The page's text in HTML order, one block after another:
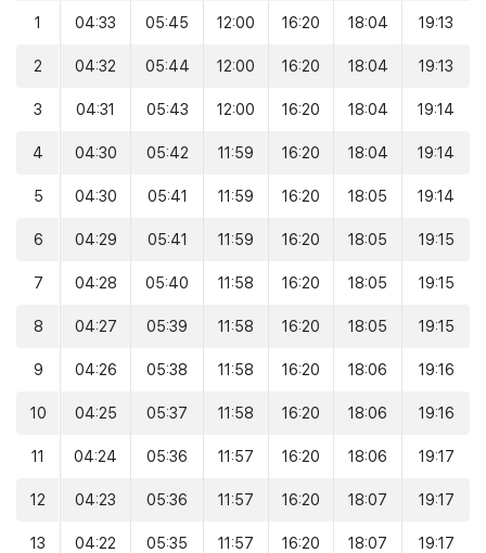
1 04:33 05:45 12:00 16:20 18:04 19:13
2 04:32 05:44 12:00 16:20 18:04 19:13
3 04:31 05:43 12:00 16:20 18:04 19:14
4 04:30 05:42 11:59 16:20 18:04 19:14
5 04:30 05:41 11:59 16:20 18:05 19:14
6 04:29 05:41 11:59 16:20 18:05 19:15
7 04:28 05:40 11:58 16:20 18:05 19:15
8 04:27 05:39 11:58 16:20 18:05 19:15
9 04:26 05:38 11:58 16:20 18:06 19:16
10 04:25 05:37 11:58 16:20 18:06 19:16
11 04:24 05:36 11:57 16:20 18:06 19:17
12 04:23 05:36 11:57 16:20 18:07 19:17
13 04:22 05:35 11:57 16:20 18:07 19:17